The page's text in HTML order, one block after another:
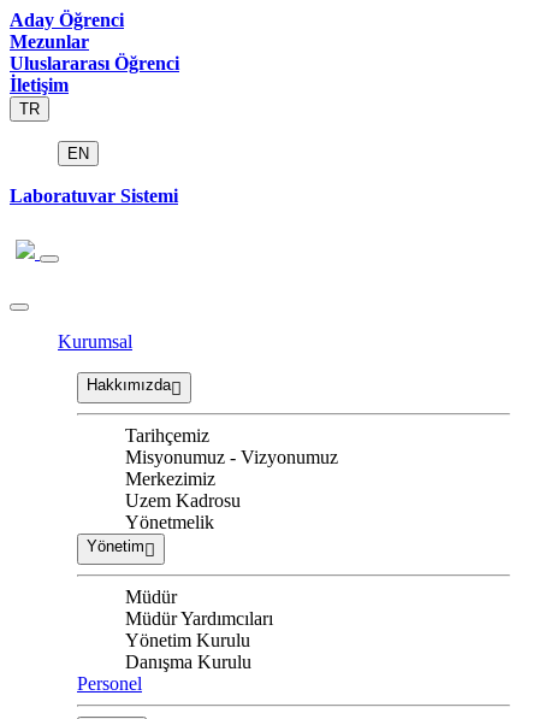
Aday Öğrenci
Mezunlar
Uluslararası Öğrenci
İletişim
TR
EN
Laboratuvar Sistemi
Kurumsal
Hakkımızda
Tarihçemiz
Misyonumuz - Vizyonumuz
Merkezimiz
Uzem Kadrosu
Yönetmelik
Yönetim
Müdür
Müdür Yardımcıları
Yönetim Kurulu
Danışma Kurulu
Personel